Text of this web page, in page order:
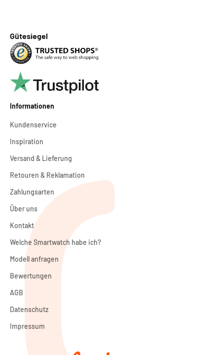
Gütesiegel
Informationen
Kundenservice
Inspiration
Versand & Lieferung
Retouren & Reklamation
Zahlungsarten
Über uns
Kontakt
Welche Smartwatch habe ich?
Modell anfragen
Bewertungen
AGB
Datenschutz
Impressum